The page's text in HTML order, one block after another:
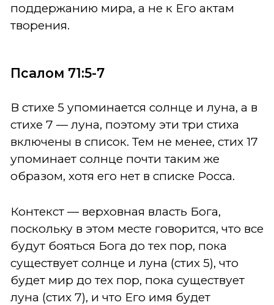
поддержанию мира, а не к Его актам
творения.
Псалом 71:5-7
В стихе 5 упоминается солнце и луна, а в
стихе 7 — луна, поэтому эти три стиха
включены в список. Тем не менее, стих 17
упоминает солнце почти таким же
образом, хотя его нет в списке Росса.
Контекст — верховная власть Бога,
поскольку в этом месте говорится, что все
будут бояться Бога до тех пор, пока
существует солнце и луна (стих 5), что
будет мир до тех пор, пока существует
луна (стих 7), и что Его имя будет